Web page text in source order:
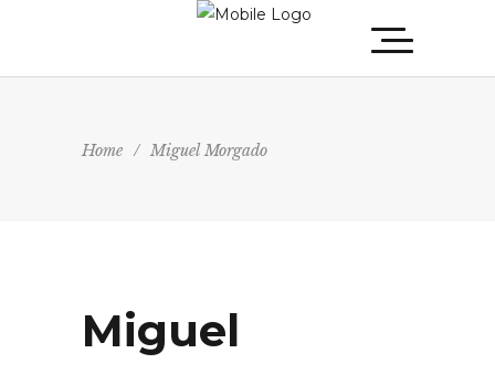
Home / Miguel Morgado
Miguel